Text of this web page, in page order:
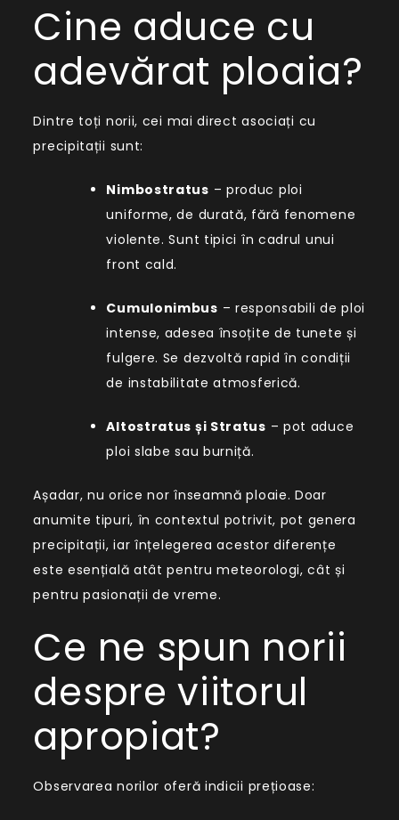
Cine aduce cu
adevărat ploaia?
Dintre toți norii, cei mai direct asociați cu
precipitații sunt:
Nimbostratus – produc ploi
uniforme, de durată, fără fenomene
violente. Sunt tipici în cadrul unui
front cald.
Cumulonimbus – responsabili de ploi
intense, adesea însoțite de tunete și
fulgere. Se dezvoltă rapid în condiții
de instabilitate atmosferică.
Altostratus și Stratus – pot aduce
ploi slabe sau burniță.
Așadar, nu orice nor înseamnă ploaie. Doar
anumite tipuri, în contextul potrivit, pot genera
precipitații, iar înțelegerea acestor diferențe
este esențială atât pentru meteorologi, cât și
pentru pasionații de vreme.
Ce ne spun norii
despre viitorul
apropiat?
Observarea norilor oferă indicii prețioase: